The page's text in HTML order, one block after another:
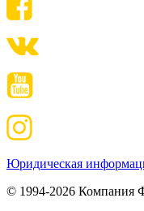
Юридическая
© 1994-2026 Компания